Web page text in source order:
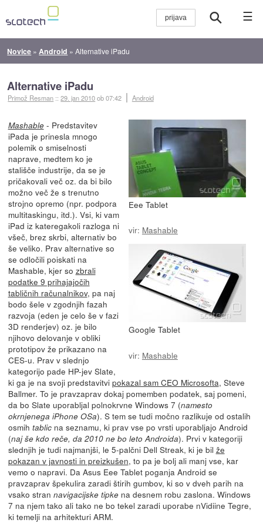
☰
Novice » Android »Alternative iPadu
Alternative iPadu
Primož Resman ::29. jan 2010ob 07:42 Android
Eee Tablet
vir: Mashable
Google Tablet
vir: Mashable
Mashable- Predstavitev
iPada je prinesla mnogo
polemik o smiselnosti
naprave, medtem ko je
stališče industrije, da se je
pričakovali več oz. da bi bilo
možno več že s trenutno
strojno opremo (npr. podpora
multitaskingu, itd.). Vsi, ki vam
iPad iz kateregakoli razloga ni
všeč, brez skrbi, alternativ bo
še veliko. Prav alternative so
se odločili poiskati na
Mashable, kjer so zbrali
podatke 9 prihajajočih
tabličnih računalnikov, pa naj
bodo šele v zgodnjih fazah
razvoja (eden je celo še v fazi
3D renderjev) oz. je bilo
njihovo delovanje v obliki
prototipov že prikazano na
CES-u. Prav v slednjo
kategorijo pade HP-jev Slate,
ki ga je na svoji predstavitvi pokazal sam CEO Microsofta, Steve
Ballmer. To je pravzaprav dokaj pomemben podatek, saj pomeni,
da bo Slate uporabljal polnokrvne Windows 7 (namesto
okrnjenega iPhone OSa). S tem se tudi močno razlikuje od ostalih
osmih tablicna seznamu, ki prav vse po vrsti uporabljajo Android
(naj še kdo reče, da 2010 ne bo leto Androida). Prvi v kategoriji
slednjih je tudi najmanjši, le 5-palčni Dell Streak, ki je bil že
pokazan v javnosti in preizkušen, to pa je bolj ali manj vse, kar
vemo o napravi. Da Asus Eee Tablet poganja Android se
pravzaprav špekulira zaradi štirih gumbov, ki so v dveh parih na
vsako stran navigacijske tipkena desnem robu zaslona. Windows
7 na njem tako ali tako ne bo tekel zaradi uporabe nVidiine Tegre,
ki temelji na arhitekturi ARM.